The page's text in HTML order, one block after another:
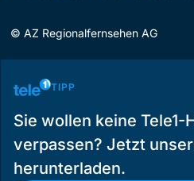
© AZ Regionalfernsehen AG
TIPP
Sie wollen keine Tele1-
verpassen? Jetzt
herunterladen.